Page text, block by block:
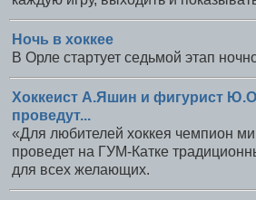
Ночь в хоккее
В Орле стартует седьмой этап
Хоккеист А.Яшин и фигурист
проведут...
«Для любителей хоккея чемпион
проведет на ГУМ-Катке
для всех желающих.